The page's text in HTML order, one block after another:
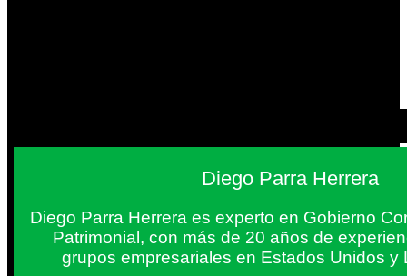
Diego Parra Herrera
Diego Parra Herrera es experto en Gobierno
Patrimonial, con más de 20 años de
grupos empresariales en Estados Unidos y